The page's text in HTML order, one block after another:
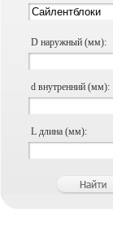
D наружный (мм):
d внутренний (мм):
L длина (мм):